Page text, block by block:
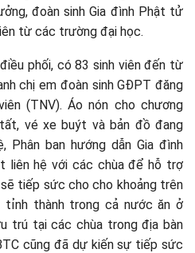
đoàn sinh Gia đình Phật tử
từ các trường đại học.
phối, có 83 sinh viên đến từ
chị em đoàn sinh GĐPT đăng
(TNV). Áo nón cho chương
vé xe buýt và bản đồ đang
Phân ban hướng dẫn Gia đình
liên hệ với các chùa để hỗ trợ
tiếp sức cho cho khoảng trên
thành trong cả nước ăn ở
trú tại các chùa trong địa bàn
cũng đã dự kiến sự tiếp sức